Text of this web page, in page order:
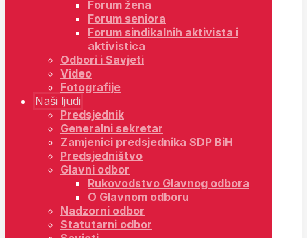
Forum žena
Forum seniora
Forum sindikalnih aktivista i
aktivistica
Odbori i Savjeti
Video
Fotografije
Naši ljudi
Predsjednik
Generalni sekretar
Zamjenici predsjednika SDP BiH
Predsjedništvo
Glavni odbor
Rukovodstvo Glavnog odbora
O Glavnom odboru
Nadzorni odbor
Statutarni odbor